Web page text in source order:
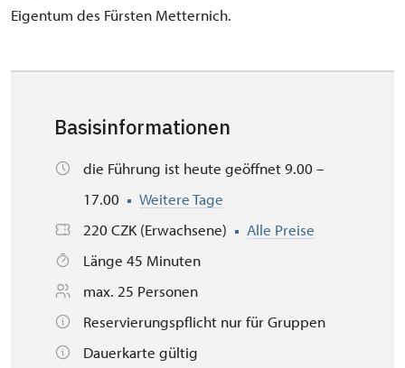
Eigentum des Fürsten Metternich.
Basisinformationen
die Führung ist heute geöffnet 9.00 –
17.00
Weitere Tage
220 CZK (Erwachsene)
Alle Preise
Länge 45 Minuten
max. 25 Personen
Reservierungspflicht nur für Gruppen
Dauerkarte gültig